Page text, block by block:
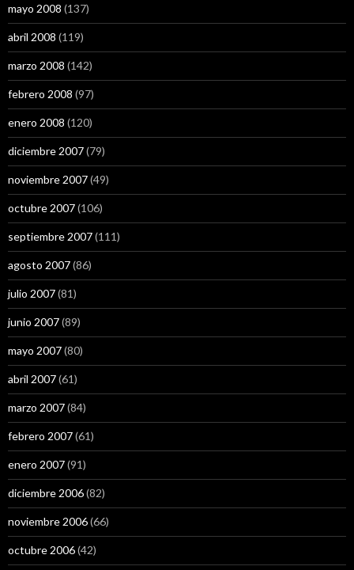
mayo 2008 (137)
abril 2008 (119)
marzo 2008 (142)
febrero 2008 (97)
enero 2008 (120)
diciembre 2007(79)
noviembre 2007(49)
octubre 2007(106)
septiembre 2007(111)
agosto 2007(86)
julio 2007(81)
junio 2007(89)
mayo 2007(80)
abril 2007(61)
marzo 2007(84)
febrero 2007(61)
enero 2007(91)
diciembre 2006(82)
noviembre 2006(66)
octubre 2006(42)